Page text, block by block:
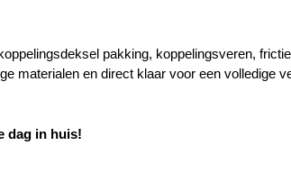
pakking, koppelingsveren,
materialen en direct klaar voor een volledige
dag in huis!